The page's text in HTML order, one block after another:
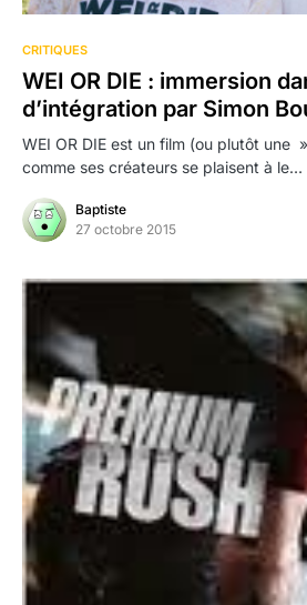
CRITIQUES
WEI OR DIE : immersion
d’intégration par Simon
WEI OR DIE est un film (ou plutôt une
comme ses créateurs se plaisent à le…
Baptiste
27 octobre 2015